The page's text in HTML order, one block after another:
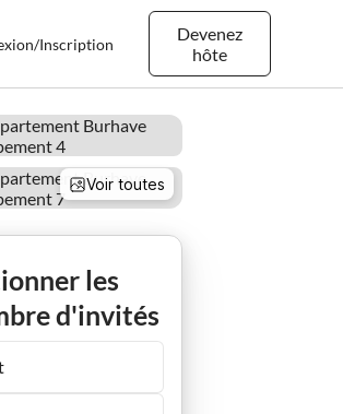
Devenez
hôte
Inscription
Voir toutes
les
d'invités